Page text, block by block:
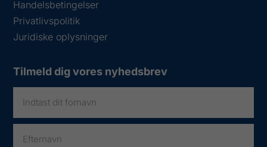
Handelsbetingelser
Privatlivspolitik
Juridiske oplysninger
Tilmeld dig vores nyhedsbrev